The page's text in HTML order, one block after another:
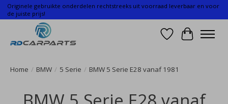
Originele gebruikte onderdelen rechtstreeks uit voorraad leverbaar en voor
de juiste prijs!
Verlanglijst
Home / BMW / 5 Serie / BMW 5 Serie E28 vanaf 1981